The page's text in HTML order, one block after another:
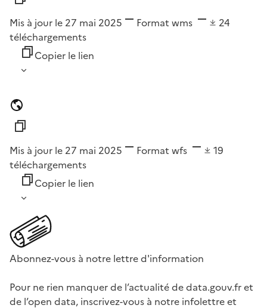
Mis à jour le 27 mai 2025 Format wms
24
téléchargements
Copier le lien
Mis à jour le 27 mai 2025 Format wfs
19
téléchargements
Copier le lien
Abonnez-vous à notre lettre d'information
Pour ne rien manquer de l’actualité de data.gouv.fr et
de l’open data, inscrivez-vous à notre infolettre et